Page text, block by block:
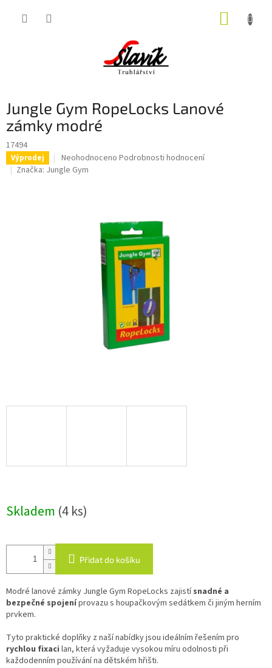
Jungle Gym RopeLocks Lanové
zámky modré
17494
Výprodej
Průměrné
hodnocení
Neohodnoceno Podrobnosti hodnocení
Značka: Jungle Gym
Skladem (4 ks)
Přidat do košíku
Modré lanové zámky Jungle Gym RopeLocks zajistísnadné a
bezpečné spojeníprovazu s houpačkovým sedátkem či jiným herním
prvkem.
Tyto praktické doplňky z naší nabídky jsou ideálním řešením pro
rychlou fixaci lan, která vyžaduje vysokou míru odolnosti při
každodenním používání na dětském hřišti.